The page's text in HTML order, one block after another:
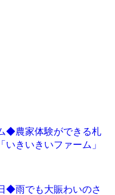
◆農家体験ができる札
きいきいファーム」
◆雨でも大賑わいのさ